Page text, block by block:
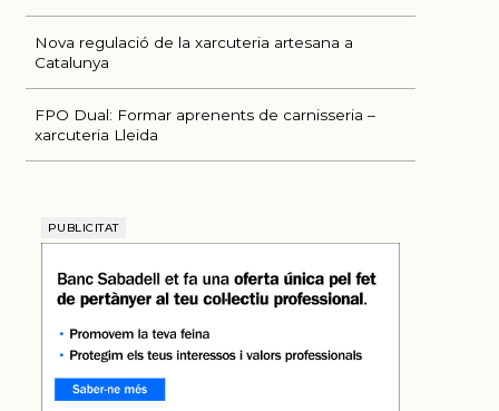
Nova regulació de la xarcuteria artesana a
Catalunya
FPO Dual: Formar aprenents de carnisseria –
xarcuteria Lleida
PUBLICITAT